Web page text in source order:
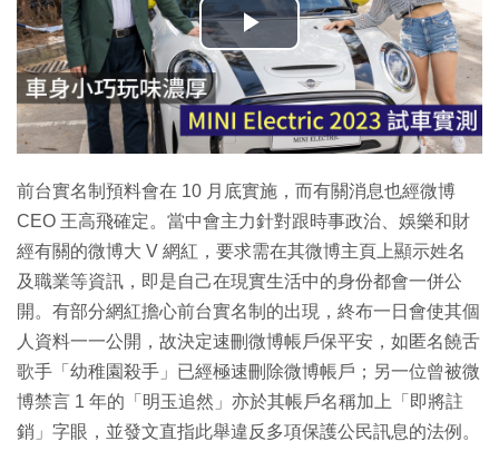
播
放
影
片
前台實名制預料會在 10 月底實施，而有關消息也經微博
CEO 王高飛確定。當中會主力針對跟時事政治、娛樂和財
經有關的微博大 V 網紅，要求需在其微博主頁上顯示姓名
及職業等資訊，即是自己在現實生活中的身份都會一併公
開。有部分網紅擔心前台實名制的出現，終布一日會使其個
人資料一一公開，故決定速刪微博帳戶保平安，如匿名饒舌
歌手「幼稚園殺手」已經極速刪除微博帳戶；另一位曾被微
博禁言 1 年的「明玉追然」亦於其帳戶名稱加上「即將註
銷」字眼，並發文直指此舉違反多項保護公民訊息的法例。